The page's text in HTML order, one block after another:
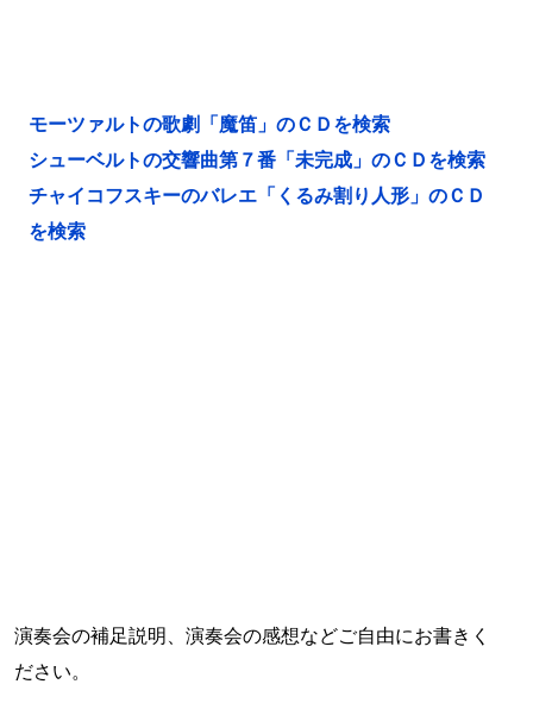
モーツァルトの歌劇「魔笛」のＣＤを検索
シューベルトの交響曲第７番「未完成」のＣＤを検索
チャイコフスキーのバレエ「くるみ割り人形」のＣＤ
を検索
演奏会の補足説明、演奏会の感想などご自由にお書きく
ださい。